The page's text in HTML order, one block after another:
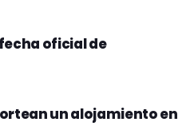
oficial de
un alojamiento en